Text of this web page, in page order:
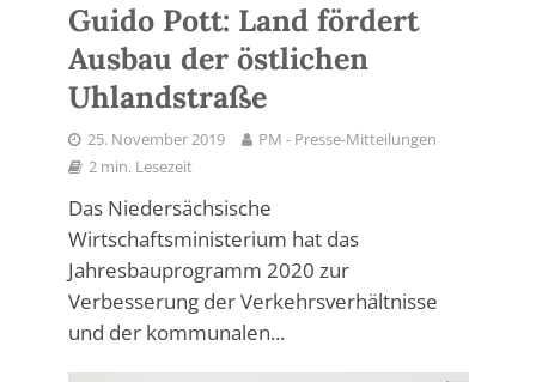
Guido Pott: Land fördert
Ausbau der östlichen
Uhlandstraße
25. November 2019
PM - Presse-Mitteilungen
2 min. Lesezeit
Das Niedersächsische
Wirtschaftsministerium hat das
Jahresbauprogramm 2020 zur
Verbesserung der Verkehrsverhältnisse
und der kommunalen...